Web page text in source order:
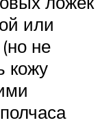
или
не
кожу